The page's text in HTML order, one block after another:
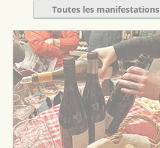
Toutes les manifestations